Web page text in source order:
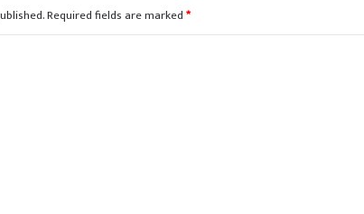
Required fields are marked*